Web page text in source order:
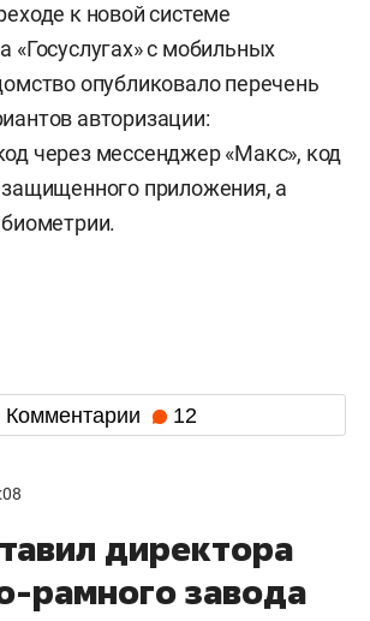
к новой системе
«Госуслугах» с мобильных
опубликовало перечень
авторизации:
через мессенджер «Макс», код
защищенного приложения, а
Комментарии 12
директора
рамного завода